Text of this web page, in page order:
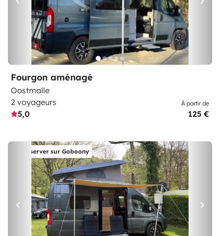
Fourgon aménagé
Oostmalle
2 voyageurs
5,0
À partir de
125 €
Réserver sur Goboony